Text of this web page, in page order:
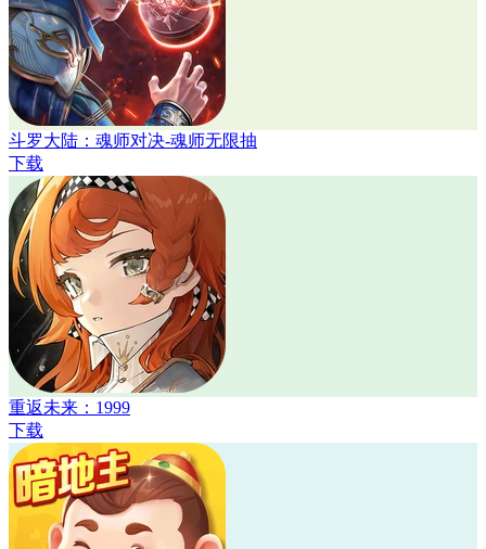
斗罗大陆：魂师对决-魂师无限抽
下载
重返未来：1999
下载